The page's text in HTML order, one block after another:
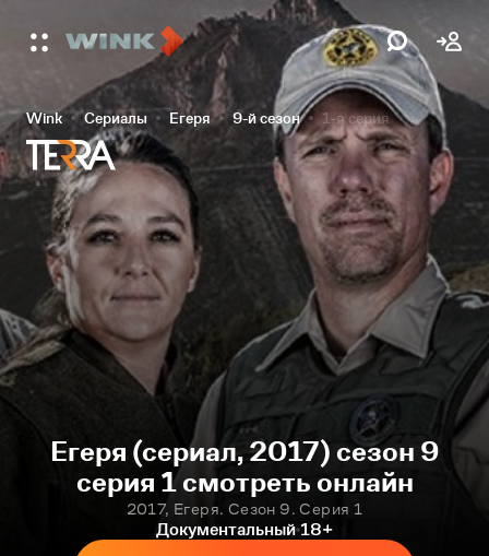
Wink Сериалы Егеря 9-й сезон 1-я серия
Егеря (сериал, 2017) сезон 9
серия 1 смотреть онлайн
2017, Егеря. Сезон 9. Серия 1
Документальный 18+